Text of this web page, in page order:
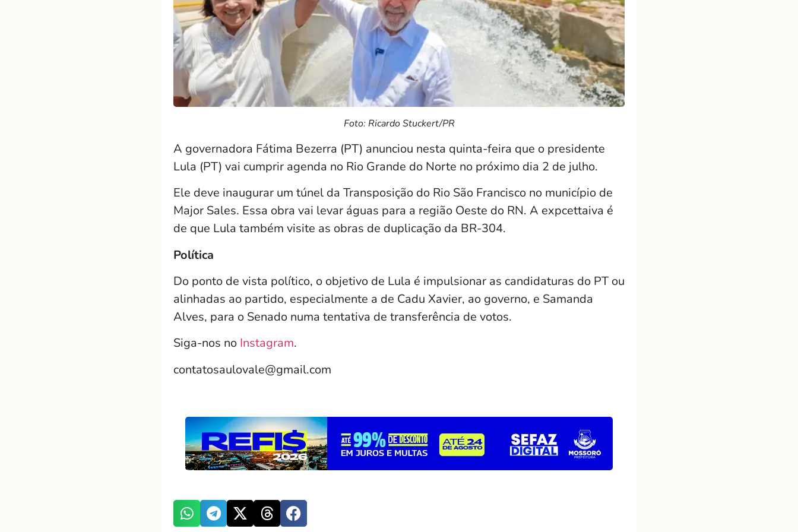
Foto: Ricardo Stuckert/PR
A governadora Fátima Bezerra (PT) anunciou nesta quinta-feira que o presidente
Lula (PT) vai cumprir agenda no Rio Grande do Norte no próximo dia 2 de julho.
Ele deve inaugurar um túnel da Transposição do Rio São Francisco no município de
Major Sales. Essa obra vai levar águas para a região Oeste do RN. A expcettaiva é
de que Lula também visite as obras de duplicação da BR-304.
Política
Do ponto de vista político, o objetivo de Lula é impulsionar as candidaturas do PT ou
alinhadas ao partido, especialmente a de Cadu Xavier, ao governo, e Samanda
Alves, para o Senado numa tentativa de transferência de votos.
Siga-nos no Instagram.
contatosaulovale@gmail.com